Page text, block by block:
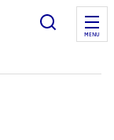
MENU